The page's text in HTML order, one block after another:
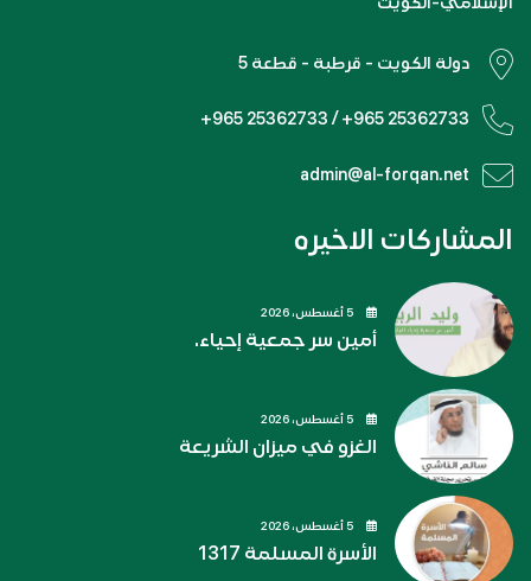
دولة الكويت - قرطبة - قطعة 5
+965 25362733 / +965 25362733
admin@al-forqan.net
المشاركات الاخيره
أمين سر جمعية إحياء.
الغزو في ميزان الشريعة
الأسرة المسلمة 1317